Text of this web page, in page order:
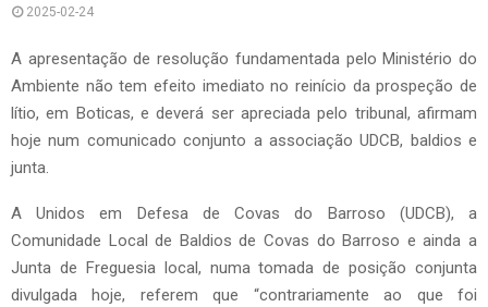
2025-02-24
A apresentação de resolução fundamentada pelo Ministério do
Ambiente não tem efeito imediato no reinício da prospeção de
lítio, em Boticas, e deverá ser apreciada pelo tribunal, afirmam
hoje num comunicado conjunto a associação UDCB, baldios e
junta.
A Unidos em Defesa de Covas do Barroso (UDCB), a
Comunidade Local de Baldios de Covas do Barroso e ainda a
Junta de Freguesia local, numa tomada de posição conjunta
divulgada hoje, referem que “contrariamente ao que foi